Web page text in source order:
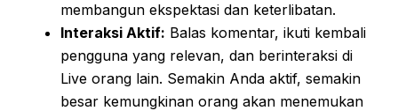
membangun ekspektasi dan keterlibatan.
Interaksi Aktif: Balas komentar, ikuti kembali
pengguna yang relevan, dan berinteraksi di
Live orang lain. Semakin Anda aktif, semakin
besar kemungkinan orang akan menemukan